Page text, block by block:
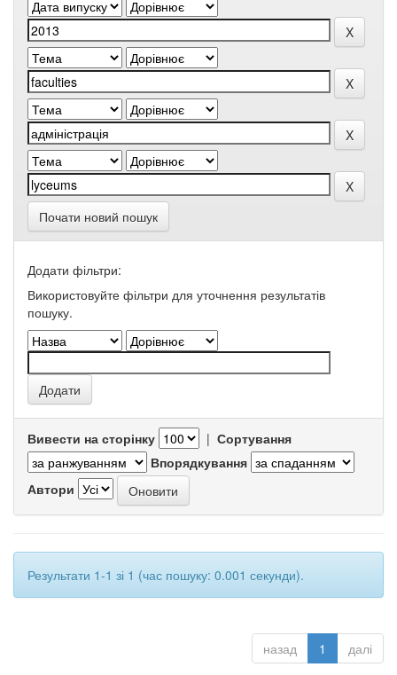
Почати новий пошук
Додати фільтри:
Використовуйте фільтри для уточнення результатів
пошуку.
Вивести на сторінку | Сортування
Впорядкування
Автори
Результати 1-1 зі 1 (час пошуку: 0.001 секунди).
назад 1 далі